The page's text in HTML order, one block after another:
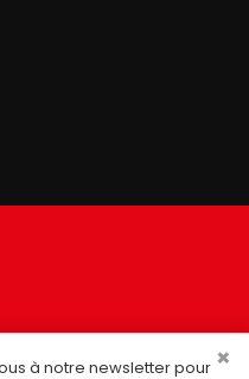
×
à notre newsletter pour